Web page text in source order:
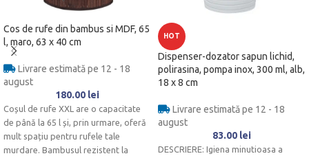
Cos de rufe din bambus si MDF, 65
l, maro, 63 x 40 cm
Livrare estimată pe 12 - 18
august
180.00 lei
Coșul de rufe XXL are o capacitate
de până la 65 l și, prin urmare, oferă
mult spațiu pentru rufele tale
murdare. Bambusul rezistent la
HOT
Dispenser-dozator sapun lichid,
polirasina, pompa inox, 300 ml, alb,
18 x 8 cm
Livrare estimată pe 12 - 18
august
83.00 lei
DESCRIERE: Igiena minutioasa a